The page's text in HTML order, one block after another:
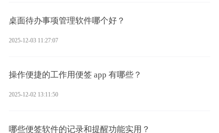
桌面待办事项管理软件哪个好？
2025-12-03 11:27:07
操作便捷的工作用便签 app 有哪些？
2025-12-02 13:11:50
哪些便签软件的记录和提醒功能实用？